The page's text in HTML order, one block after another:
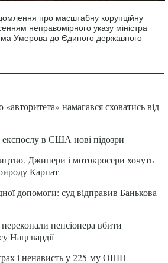
про масштабну корупційну
неправомірного указу міністра
Умерова до Єдиного державного
намагався сховатись від
в США нові підозри
Джипери і мотокросери хочуть
Карпат
допомоги: суд відправив Банькова
пенсіонера вбити
Нацгвардії
і ненависть у 225-му ОШП